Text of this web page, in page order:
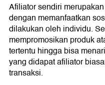
Afiliator sendiri
dengan memanfaatkan
dilakukan oleh individu.
mempromosikan produk
tertentu hingga bisa
yang didapat afiliator
transaksi.